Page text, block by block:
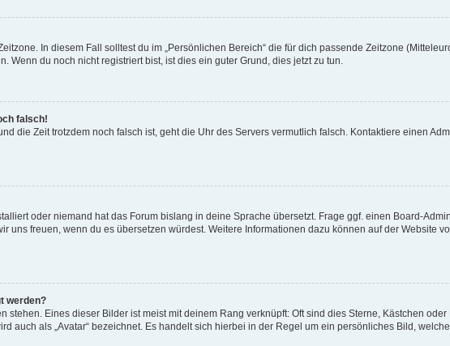
In diesem Fall solltest du im „Persönlichen Bereich“ die für dich passende Zeitzone
du noch nicht registriert bist, ist dies ein guter Grund, dies jetzt zu tun.
falsch!
die Zeit trotzdem noch falsch ist, geht die Uhr des Servers vermutlich falsch. Kontaktiere einen
oder niemand hat das Forum bislang in deine Sprache übersetzt. Frage ggf. einen Board-
uns freuen, wenn du es übersetzen würdest. Weitere Informationen dazu können auf der Website
werden?
Eines dieser Bilder ist meist mit deinem Rang verknüpft: Oft sind dies Sterne, Kästchen
auch als „Avatar“ bezeichnet. Es handelt sich hierbei in der Regel um ein persönliches Bild,